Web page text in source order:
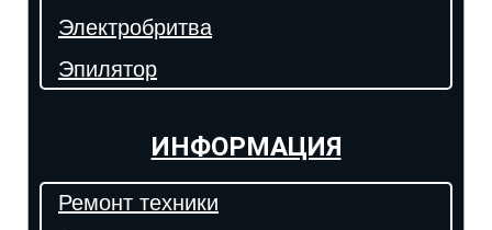
Электробритва
Эпилятор
ИНФОРМАЦИЯ
Ремонт техники